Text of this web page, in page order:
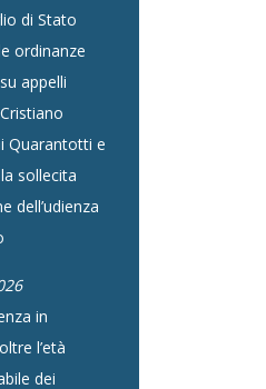
di Stato
ordinanze
appelli
Quarantotti e
sollecita
dell’udienza
in
l’età
dei